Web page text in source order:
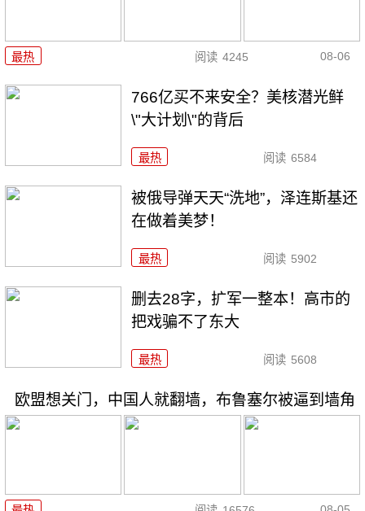
最热 阅读 4245 08-06
766亿买不来安全？美核潜光鲜
\"大计划\"的背后
最热 阅读 6584
被俄导弹天天“洗地”，泽连斯基还
在做着美梦！
最热 阅读 5902
删去28字，扩军一整本！高市的
把戏骗不了东大
最热 阅读 5608
欧盟想关门，中国人就翻墙，布鲁塞尔被逼到墙角